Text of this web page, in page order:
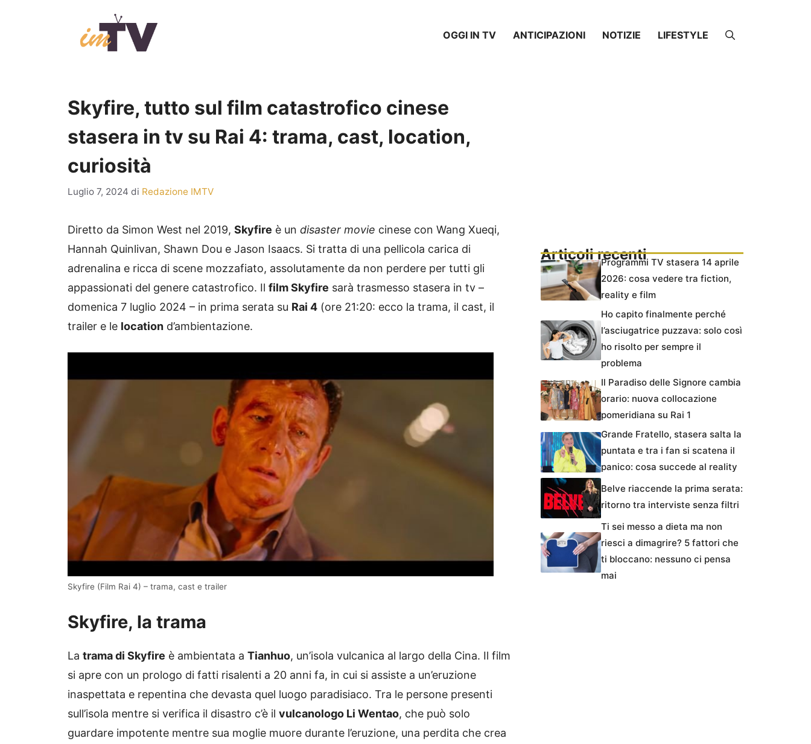
OGGI IN TV ANTICIPAZIONI NOTIZIE LIFESTYLE
Skyfire, tutto sul film catastrofico cinese
stasera in tv su Rai 4: trama, cast, location,
curiosità
Luglio 7, 2024 di Redazione IMTV
Diretto da Simon West nel 2019, Skyfire è un disaster movie cinese con Wang Xueqi,
Hannah Quinlivan, Shawn Dou e Jason Isaacs. Si tratta di una pellicola carica di
adrenalina e ricca di scene mozzafiato, assolutamente da non perdere per tutti gli
appassionati del genere catastrofico. Il film Skyfire sarà trasmesso stasera in tv –
domenica 7 luglio 2024 – in prima serata su Rai 4 (ore 21:20: ecco la trama, il cast, il
trailer e le location d’ambientazione.
Skyfire (Film Rai 4) – trama, cast e trailer
Skyfire, la trama
La trama di Skyfire è ambientata a Tianhuo, un’isola vulcanica al largo della Cina. Il film
si apre con un prologo di fatti risalenti a 20 anni fa, in cui si assiste a un’eruzione
inaspettata e repentina che devasta quel luogo paradisiaco. Tra le persone presenti
sull’isola mentre si verifica il disastro c’è il vulcanologo Li Wentao, che può solo
guardare impotente mentre sua moglie muore durante l’eruzione, una perdita che crea
Articoli recentiProgrammi TV stasera 14 aprile
2026: cosa vedere tra fiction,
reality e film
Ho capito finalmente perché
l’asciugatrice puzzava: solo così
ho risolto per sempre il
problema
Il Paradiso delle Signore cambia
orario: nuova collocazione
pomeridiana su Rai 1
Grande Fratello, stasera salta la
puntata e tra i fan si scatena il
panico: cosa succede al reality
Belve riaccende la prima serata:
ritorno tra interviste senza filtri
Ti sei messo a dieta ma non
riesci a dimagrire? 5 fattori che
ti bloccano: nessuno ci pensa
mai